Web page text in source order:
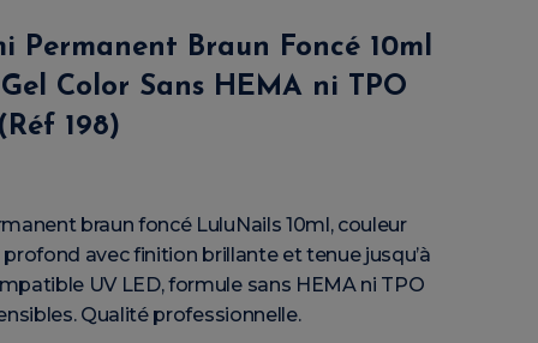
Permanent Braun Foncé 10ml
Color Sans HEMA ni TPO
198)
braun foncé LuluNails 10ml, couleur
avec finition brillante et tenue jusqu’à
UV LED, formule sans HEMA ni TPO
Qualité professionnelle.